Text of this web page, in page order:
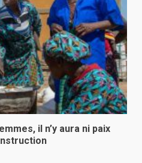
il n’y aura ni paix